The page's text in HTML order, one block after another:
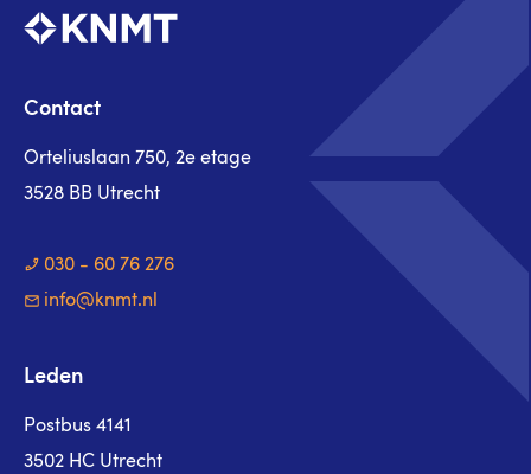
Contact
Orteliuslaan 750, 2e etage
3528 BB Utrecht
030 - 60 76 276
info@knmt.nl
Leden
Postbus 4141
3502 HC Utrecht